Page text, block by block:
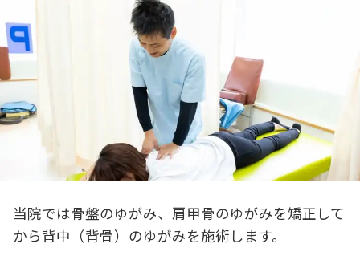
当院では骨盤のゆがみ、肩甲骨のゆがみを矯正して
から背中（背骨）のゆがみを施術します。